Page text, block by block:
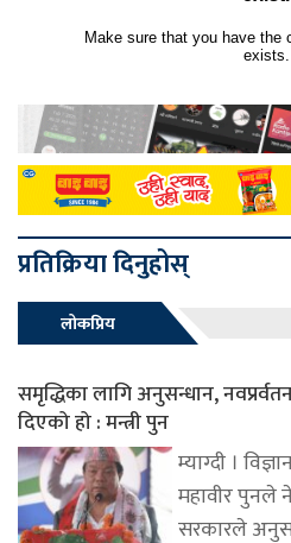
प्रतिक्रिया दिनुहोस्
लोकप्रिय
समृद्धिका लागि अनुसन्धान,
दिएको हो : मन्त्री पुन
म्याग्दी ।
महावीर पुनले
सरकारले